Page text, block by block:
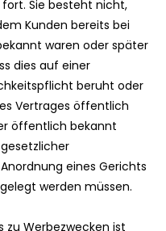
Sie besteht nicht,
Kunden bereits bei
waren oder später
dies auf einer
beruht oder
Vertrages öffentlich
öffentlich bekannt
eines Gerichts
werden müssen.
zu Werbezwecken ist